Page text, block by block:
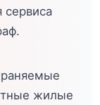
сервиса
жилые